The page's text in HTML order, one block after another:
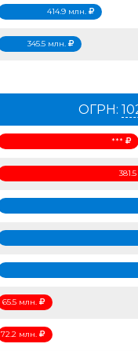
414.9 млн.
345.5 млн.
ОГРН:
***
65.5 млн.
72.2 млн.